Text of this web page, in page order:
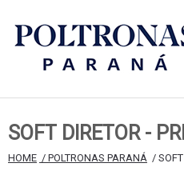
SOFT DIRETOR -
HOME / POLTRONAS PARANÁ / SOFT